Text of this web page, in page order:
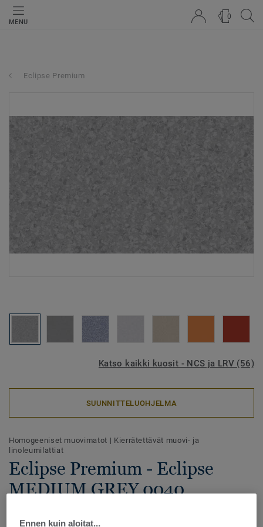
MENU
0
Eclipse Premium
Katso kaikki kuosit - NCS ja LRV (56)
SUUNNITTELUOHJELMA
Homogeeniset muovimatot | Kierrätettävät muovi- ja
linoleumilattiat
Eclipse Premium - Eclipse
MEDIUM GREY 0040
Ennen kuin aloitat...